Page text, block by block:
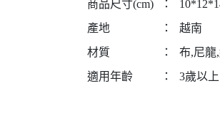
商品尺寸(cm) ：
產地
：
越南
材質
：
布,尼龍
適用年齡
： 3歲以上